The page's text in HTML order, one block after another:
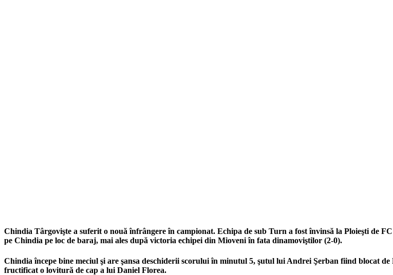
Chindia Târgovişte a suferit o nouă înfrângere în campionat. Echipa de sub Turn a fost învinsă la Ploieşti de
pe Chindia pe loc de baraj, mai ales după victoria echipei din Mioveni în fata dinamoviştilor (2-0).
Chindia începe bine meciul şi are şansa deschiderii scorului în minutul 5, şutul lui Andrei Şerban fiind blocat
fructificat o lovitură de cap a lui Daniel Florea.